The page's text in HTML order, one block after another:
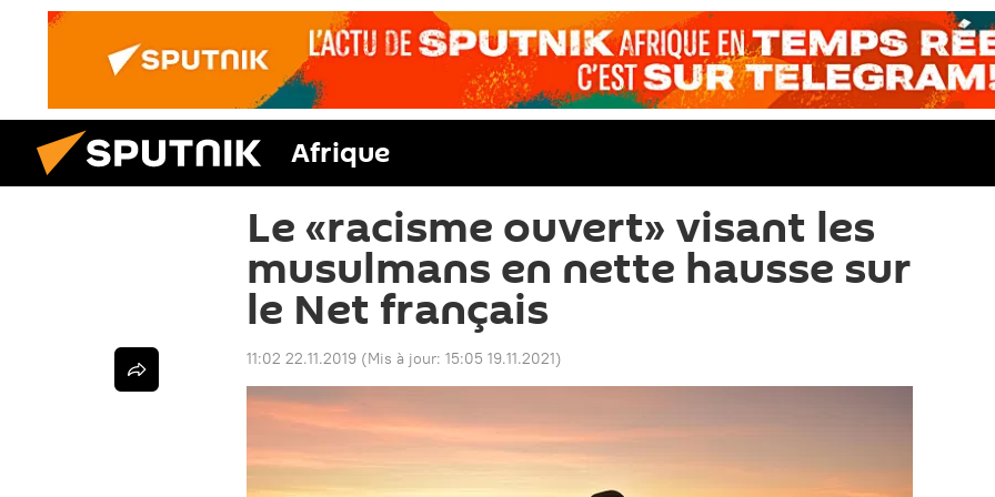
Afrique
Le «racisme ouvert» visant les
musulmans en nette hausse sur
le Net français
11:02 22.11.2019 (Mis à jour: 15:05 19.11.2021)